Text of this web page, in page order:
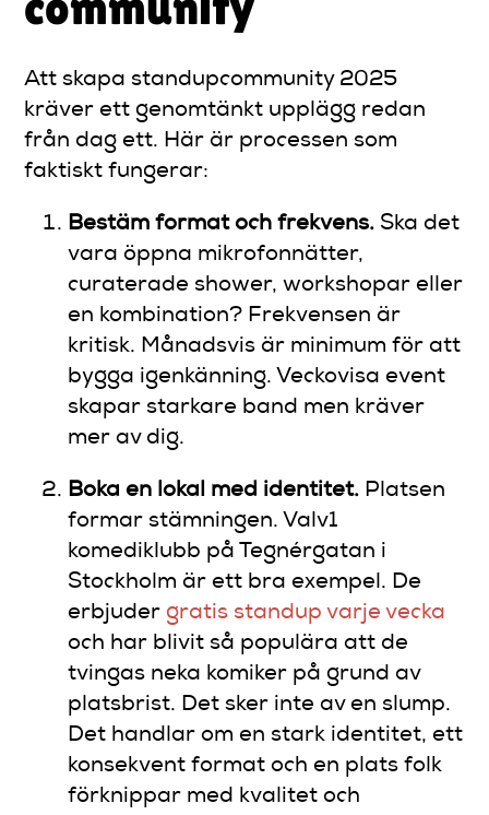
Att skapa standupcommunity 2025
kräver ett genomtänkt upplägg redan
från dag ett. Här är processen som
faktiskt fungerar:
Bestäm format och frekvens. Ska det
vara öppna mikrofonnätter,
curaterade shower, workshopar eller
en kombination? Frekvensen är
kritisk. Månadsvis är minimum för att
bygga igenkänning. Veckovisa event
skapar starkare band men kräver
mer av dig.
Boka en lokal med identitet. Platsen
formar stämningen. Valv1
komediklubb på Tegnérgatan i
Stockholm är ett bra exempel. De
erbjuder gratis standup varje vecka
och har blivit så populära att de
tvingas neka komiker på grund av
platsbrist. Det sker inte av en slump.
Det handlar om en stark identitet, ett
konsekvent format och en plats folk
förknippar med kvalitet och